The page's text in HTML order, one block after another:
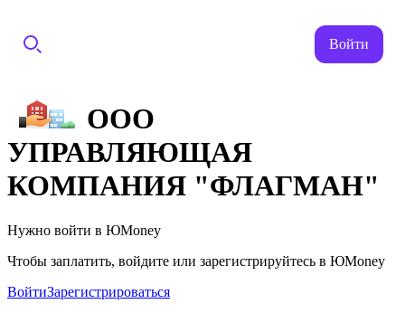
Войти
ООО
УПРАВЛЯЮЩАЯ
КОМПАНИЯ "ФЛАГМАН"
Нужно войти в ЮMoney
Чтобы заплатить, войдите или зарегистрируйтесь в ЮMoney
ВойтиЗарегистрироваться